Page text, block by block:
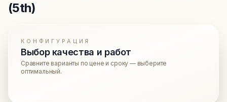
(5th)
КОНФИГУРАЦИЯ
Выбор качества и работ
Сравните варианты по цене и сроку — выберите
оптимальный.